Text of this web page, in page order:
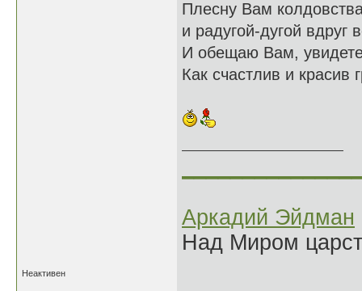
Плесну Вам
и радугой-дугой вдруг
И обещаю Вам,
Как счастлив и
Аркадий Эйдман
Над Миром
Неактивен